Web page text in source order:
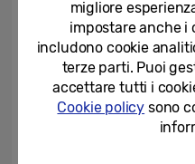
Il
migliore
impostare anche i
includono cookie
terze parti. Puoi
accettare tutti i
Cookie policy sono